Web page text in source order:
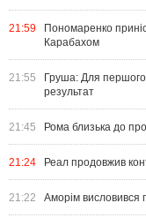
21:59
Пономаренко
Карабахом
21:55
Груша: Для
результат
21:45 Рома близька до
21:24 Реал продовжив
21:22 Аморім висловився